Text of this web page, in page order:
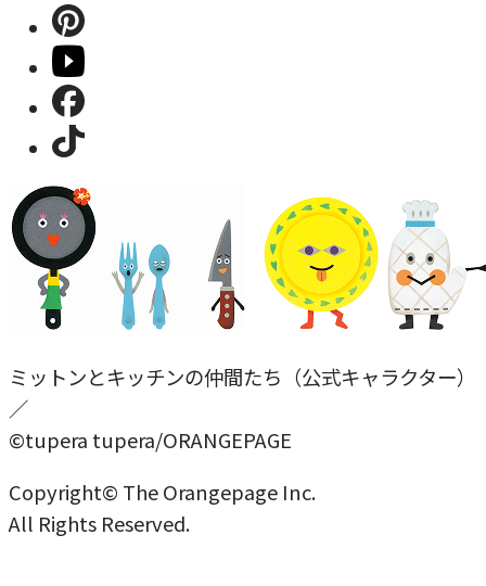
ミットンとキッチンの仲間たち（公式キャラクター）
／
©tupera tupera/ORANGEPAGE
Copyright© The Orangepage Inc.
All Rights Reserved.